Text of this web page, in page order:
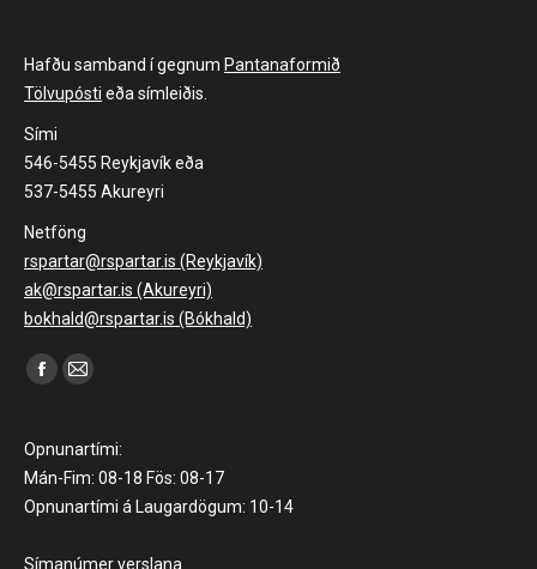
Hafðu samband í gegnum Pantanaformið
Tölvupósti eða símleiðis.
Sími
546-5455 Reykjavík eða
537-5455 Akureyri
Netföng
rspartar@rspartar.is (Reykjavík)
ak@rspartar.is (Akureyri)
bokhald@rspartar.is (Bókhald)
Find us on:
Facebook
opens
in
new
Mail
opens
in
new
Opnunartími:
Mán-Fim: 08-18 Fös: 08-17
Opnunartími á Laugardögum: 10-14
Símanúmer verslana